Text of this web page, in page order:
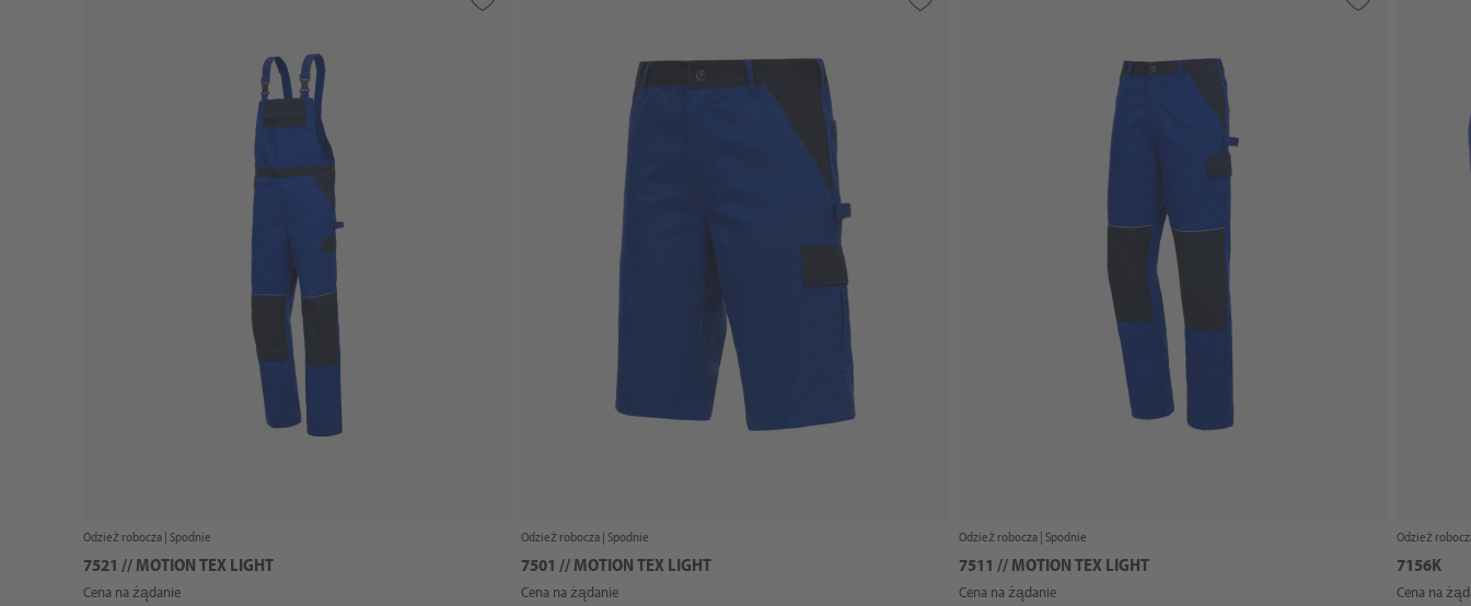
Odzież robocza | Spodnie
7521 // MOTION TEX LIGHT
Cena na żądanie
Odzież robocza | Spodnie
7501 // MOTION TEX LIGHT
Cena na żądanie
Odzież robocza | Spodnie
7511 // MOTION TEX LIGHT
Cena na żądanie
Odzież
7156K
Cena na